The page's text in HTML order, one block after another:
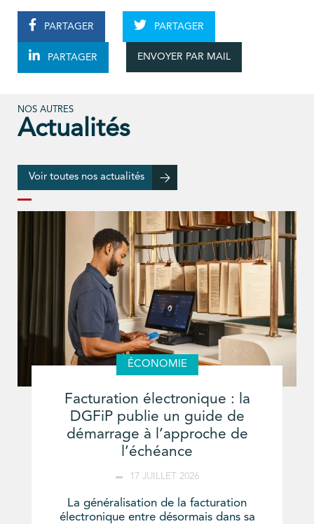
PARTAGER PARTAGER
PARTAGER ENVOYER PAR MAIL
NOS AUTRES
Actualités
Voir toutes nos actualités
ÉCONOMIE
Facturation électronique : la
DGFiP publie un guide de
démarrage à l’approche de
l’échéance
17 JUILLET 2026
La généralisation de la facturation
électronique entre désormais dans sa